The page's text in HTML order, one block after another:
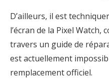
D’ailleurs, il est
l’écran de la Pixel Watch,
travers un guide de
est actuellement
remplacement officiel.